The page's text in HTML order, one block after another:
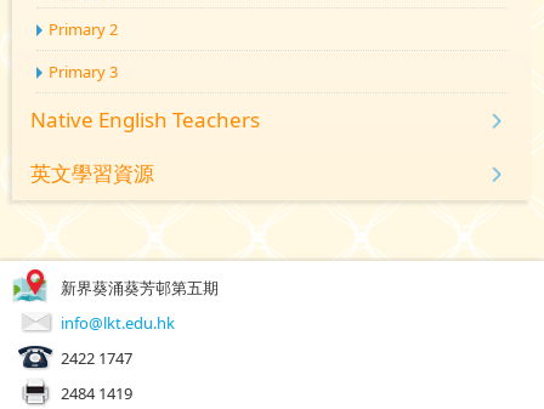
Primary 2
Primary 3
Native English Teachers
英文學習資源
新界葵涌葵芳邨第五期
info@lkt.edu.hk
2422 1747
2484 1419